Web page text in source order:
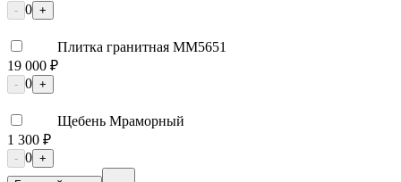
- 0 +
Плитка гранитная ММ5651
19 000 ₽
- 0 +
Щебень Мраморный
1 300 ₽
- 0 +